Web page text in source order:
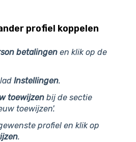
profiel koppelen
betalingen en klik op de
Instellingen.
toewijzen bij de sectie
toewijzen'.
profiel en klik op
.